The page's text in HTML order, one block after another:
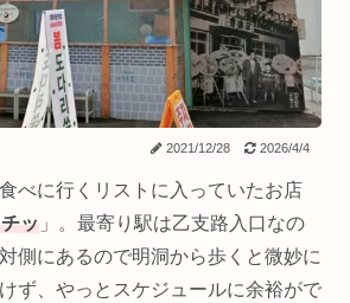
2021/12/28 2026/4/4
べに行くリストに入っていたお店
ッ 」。最寄り駅は乙支路入口なの
側にあるので明洞から歩くと微妙に
ず、やっとスケジュールに余裕がで